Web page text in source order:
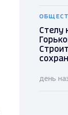
Стелу
день